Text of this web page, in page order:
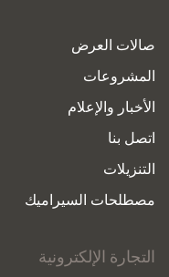
صالات العرض
المشروعات
الأخبار والإعلام
اتصل بنا
التنزيلات
مصطلحات السيراميك
التجارة الإلكترونية